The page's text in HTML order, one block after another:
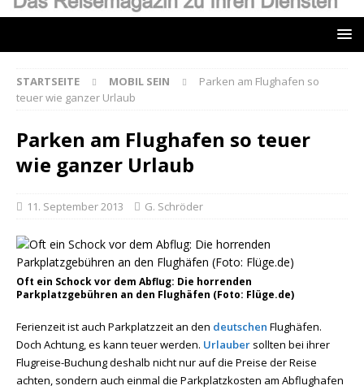
STARTSEITE MOBIL SEIN
Parken am Flughafen so
teuer wie ganzer Urlaub
Parken am Flughafen so teuer
wie ganzer Urlaub
11. September 2013 G. Schröder
Oft ein Schock vor dem Abflug: Die horrenden
Parkplatzgebühren an den Flughäfen (Foto: Flüge.de)
Ferienzeit ist auch Parkplatzzeit an den deutschen Flughäfen.
Doch Achtung, es kann teuer werden. Urlauber sollten bei ihrer
Flugreise-Buchung deshalb nicht nur auf die Preise der Reise
achten, sondern auch einmal die Parkplatzkosten am Abflughafen